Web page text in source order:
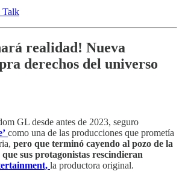
Talk
realidad! Nueva
derechos del universo
GL desde antes de 2023, seguro
como una de las producciones que prometía
pero que terminó cayendo al pozo de la
sus protagonistas rescindieran
la productora original.